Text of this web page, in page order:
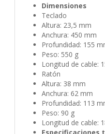
Dimensiones
Teclado
Altura: 23,5 mm
Anchura: 450 mm
Profundidad: 155
Peso: 550 g
Longitud de cable:
Ratón
Altura: 38 mm
Anchura: 62 mm
Profundidad: 113
Peso: 90 g
Longitud de cable:
Especificaciones